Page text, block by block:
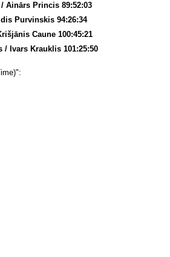
Ainārs Princis 89:52:03
Purvinskis 94:26:34
Caune 100:45:21
/ Ivars Krauklis 101:25:50